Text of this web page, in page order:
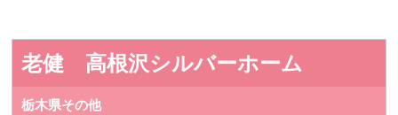
老健 高根沢シルバーホーム
栃木県その他